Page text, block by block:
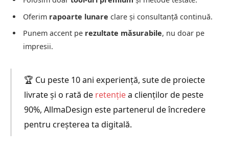
Oferim rapoarte lunare clare și consultanță continuă.
Punem accent pe rezultate măsurabile, nu doar pe
impresii.
🏆 Cu peste 10 ani experiență, sute de proiecte
livrate și o rată de retențiea clienților de peste
90%, AllmaDesign este partenerul de încredere
pentru creșterea ta digitală.